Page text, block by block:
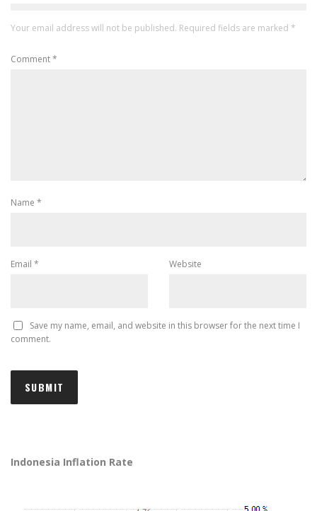
Your email address will not be published. Required fields are marked *
Comment*
Name *
Email * Website
Save my name, email, and website in this browser for the next time I
comment.
Indonesia Inflation Rate